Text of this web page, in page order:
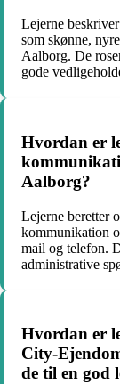
Lejerne
som skønne,
Aalborg. De
gode
Hvordan er
Aalborg?
Lejerne beretter
kommunikation
mail og telefon.
administrative
Hvordan er
City-
de til en god